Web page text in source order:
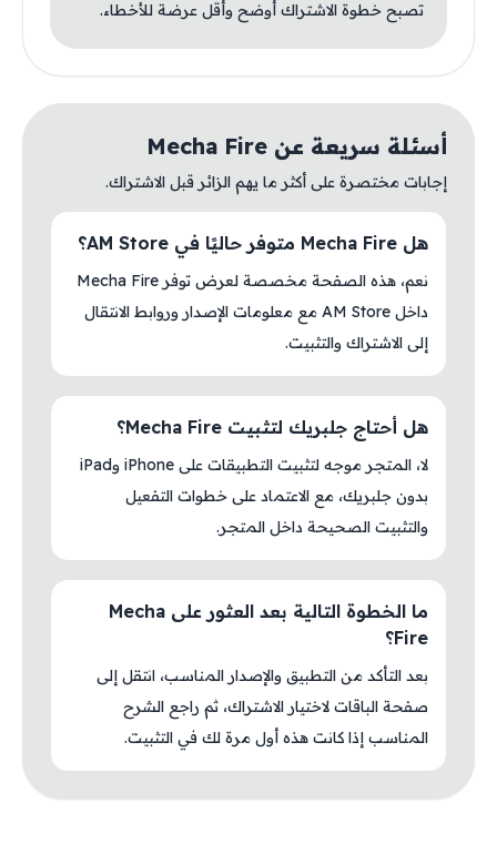
تصبح خطوة الاشتراك أوضح وأقل عرضة للأخطاء.
أسئلة سريعة عن Mecha Fire
إجابات مختصرة على أكثر ما يهم الزائر قبل الاشتراك.
هل Mecha Fire متوفر حاليًا في AM Store؟
نعم، هذه الصفحة مخصصة لعرض توفر Mecha Fire
داخل AM Store مع معلومات الإصدار وروابط الانتقال
إلى الاشتراك والتثبيت.
هل أحتاج جلبريك لتثبيت Mecha Fire؟
لا، المتجر موجه لتثبيت التطبيقات على iPhone وiPad
بدون جلبريك، مع الاعتماد على خطوات التفعيل
والتثبيت الصحيحة داخل المتجر.
ما الخطوة التالية بعد العثور على Mecha
Fire؟
بعد التأكد من التطبيق والإصدار المناسب، انتقل إلى
صفحة الباقات لاختيار الاشتراك، ثم راجع الشرح
المناسب إذا كانت هذه أول مرة لك في التثبيت.